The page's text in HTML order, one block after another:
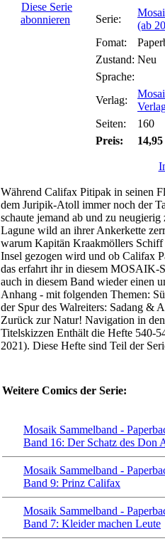
Diese Serie
abonnieren
Serie:
(ab
Fomat:
Zustand: Neu
Sprache:
Verlag:
Seiten:
160
Preis:
14,95
Während Califax Pitipak in seinen
dem Juripik-Atoll immer noch der
schaute jemand ab und zu
Lagune wild an ihrer Ankerkette
warum Kapitän Kraakmöllers
Insel gezogen wird und ob Califax
das erfahrt ihr in diesem MOSAIK-
auch in diesem Band wieder einen
Anhang - mit folgenden Themen:
der Spur des Walreiters: Sadang &
Zurück zur Natur! Navigation in
Titelskizzen Enthält die Hefte 540-
2021). Diese Hefte sind Teil der
Weitere Comics der Serie:
Mosaik Sammelband -
Band 16: Der Schatz des Don
Mosaik Sammelband -
Band 9: Prinz Califax
Mosaik Sammelband -
Band 7: Kleider machen Leute